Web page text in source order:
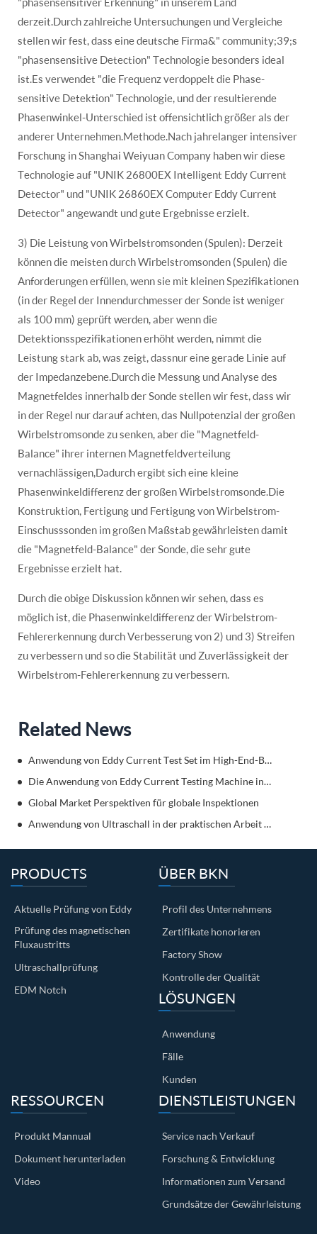
derzeit.Durch zahlreiche Untersuchungen und Vergleiche
stellen wir fest, dass eine deutsche Firma&" community;39;s
"phasensensitive Detection" Technologie besonders ideal
ist.Es verwendet "die Frequenz verdoppelt die Phase-
sensitive Detektion" Technologie, und der resultierende
Phasenwinkel-Unterschied ist offensichtlich größer als der
anderer Unternehmen.Methode.Nach jahrelanger intensiver
Forschung in Shanghai Weiyuan Company haben wir diese
Technologie auf "UNIK 26800EX Intelligent Eddy Current
Detector" und "UNIK 26860EX Computer Eddy Current
Detector" angewandt und gute Ergebnisse erzielt.
3) Die Leistung von Wirbelstromsonden (Spulen): Derzeit
können die meisten durch Wirbelstromsonden (Spulen) die
Anforderungen erfüllen, wenn sie mit kleinen Spezifikationen
(in der Regel der Innendurchmesser der Sonde ist weniger
als 100 mm) geprüft werden, aber wenn die
Detektionsspezifikationen erhöht werden, nimmt die
Leistung stark ab, was zeigt, dassnur eine gerade Linie auf
der Impedanzebene.Durch die Messung und Analyse des
Magnetfeldes innerhalb der Sonde stellen wir fest, dass wir
in der Regel nur darauf achten, das Nullpotenzial der großen
Wirbelstromsonde zu senken, aber die "Magnetfeld-
Balance" ihrer internen Magnetfeldverteilung
vernachlässigen,Dadurch ergibt sich eine kleine
Phasenwinkeldifferenz der großen Wirbelstromsonde.Die
Konstruktion, Fertigung und Fertigung von Wirbelstrom-
Einschusssonden im großen Maßstab gewährleisten damit
die "Magnetfeld-Balance" der Sonde, die sehr gute
Ergebnisse erzielt hat.
Durch die obige Diskussion können wir sehen, dass es
möglich ist, die Phasenwinkeldifferenz der Wirbelstrom-
Fehlererkennung durch Verbesserung von 2) und 3) Streifen
zu verbessern und so die Stabilität und Zuverlässigkeit der
Wirbelstrom-Fehlererkennung zu verbessern.
Related News
Anwendung von Eddy Current Test Set im High-End-Bereich
Die Anwendung von Eddy Current Testing Machine in Automobile
Global Market Perspektiven für globale Inspektionen
Anwendung von Ultraschall in der praktischen Arbeit des Schweißflammendetektors
PRODUCTS
Aktuelle Prüfung von Eddy
Prüfung des magnetischen
Fluxaustritts
Ultraschallprüfung
EDM Notch
ÜBER BKN
Profil des Unternehmens
Zertifikate honorieren
Factory Show
Kontrolle der Qualität
LÖSUNGEN
Anwendung
Fälle
Kunden
RESSOURCEN
Produkt Mannual
Dokument herunterladen
Video
DIENSTLEISTUNGEN
Service nach Verkauf
Forschung & Entwicklung
Informationen zum Versand
Grundsätze der Gewährleistung